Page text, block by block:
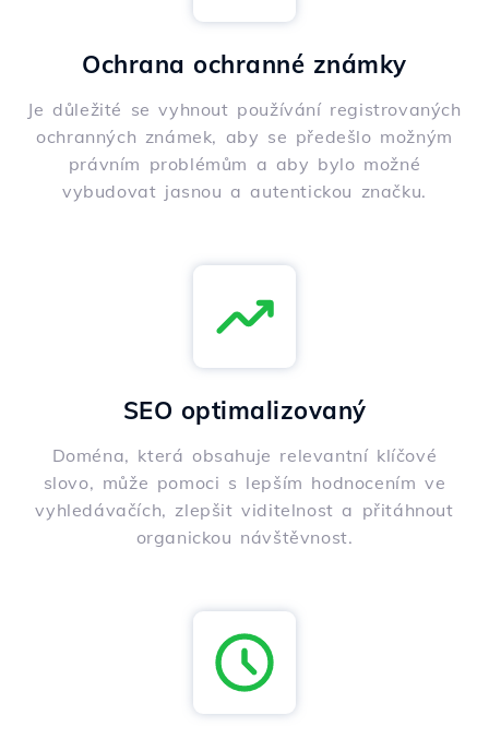
Ochrana ochranné známky
Je důležité se vyhnout používání registrovaných
ochranných známek, aby se předešlo možným
právním problémům a aby bylo možné
vybudovat jasnou a autentickou značku.
SEO optimalizovaný
Doména, která obsahuje relevantní klíčové
slovo, může pomoci s lepším hodnocením ve
vyhledávačích, zlepšit viditelnost a přitáhnout
organickou návštěvnost.